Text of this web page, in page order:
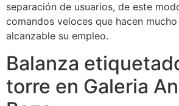
separación de usuarios, de este
comandos veloces que hacen
alcanzable su empleo.
Balanza
torre en Galeria